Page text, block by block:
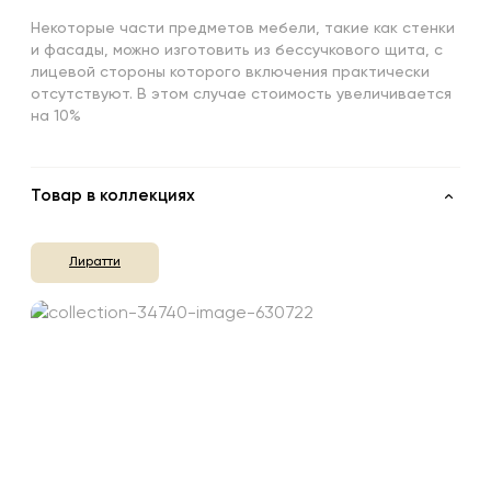
Некоторые части предметов мебели, такие как стенки
и фасады, можно изготовить из бессучкового щита, с
лицевой стороны которого включения практически
отсутствуют. В этом случае стоимость увеличивается
на 10%
Товар в коллекциях
Лиратти